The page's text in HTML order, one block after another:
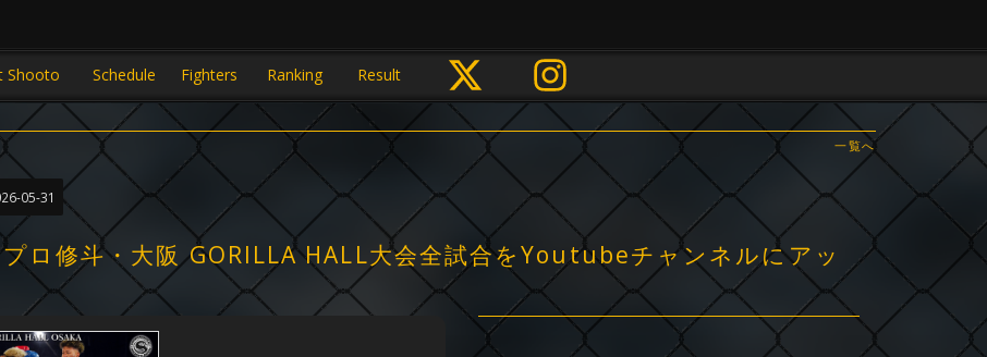
Shooto Schedule Fighters Ranking Result
一覧へ
05-31
ロ修斗・大阪 GORILLA HALL大会全試合をYoutubeチャンネルにアッ